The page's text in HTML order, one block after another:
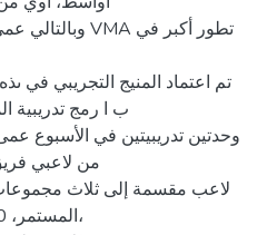
تم اعتماد المنيج التجريبي في
وحدتين تدريبيتين في الأسبوع
من لاعبي